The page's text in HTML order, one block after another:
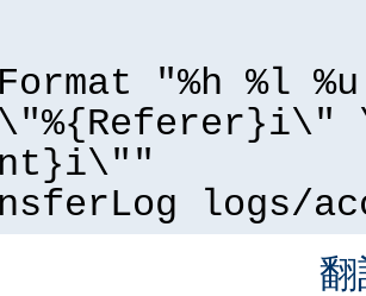
"%h %l
\"%{Referer}i\"
logs/